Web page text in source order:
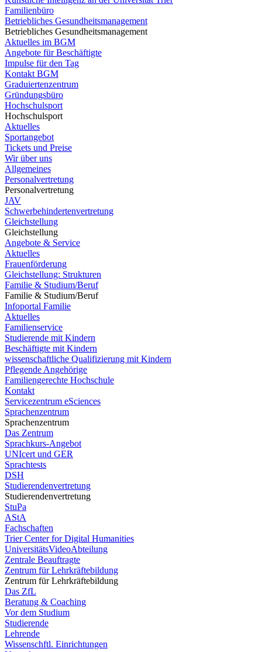
Familienbüro
Betriebliches Gesundheitsmanagement
Betriebliches Gesundheitsmanagement
Aktuelles im BGM
Angebote für Beschäftigte
Impulse für den Tag
Kontakt BGM
Graduiertenzentrum
Gründungsbüro
Hochschulsport
Hochschulsport
Aktuelles
Sportangebot
Tickets und Preise
Wir über uns
Allgemeines
Personalvertretung
Personalvertretung
JAV
Schwerbehindertenvertretung
Gleichstellung
Gleichstellung
Angebote & Service
Aktuelles
Frauenförderung
Gleichstellung: Strukturen
Familie & Studium/Beruf
Familie & Studium/Beruf
Infoportal Familie
Aktuelles
Familienservice
Studierende mit Kindern
Beschäftigte mit Kindern
wissenschaftliche Qualifizierung mit Kindern
Pflegende Angehörige
Familiengerechte Hochschule
Kontakt
Servicezentrum eSciences
Sprachenzentrum
Sprachenzentrum
Das Zentrum
Sprachkurs-Angebot
UNIcert und GER
Sprachtests
DSH
Studierendenvertretung
Studierendenvertretung
StuPa
AStA
Fachschaften
Trier Center for Digital Humanities
UniversitätsVideoAbteilung
Zentrale Beauftragte
Zentrum für Lehrkräftebildung
Zentrum für Lehrkräftebildung
Das ZfL
Beratung & Coaching
Vor dem Studium
Studierende
Lehrende
Wissenschftl. Einrichtungen